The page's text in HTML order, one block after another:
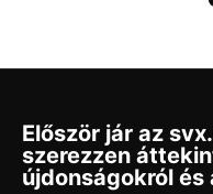
Először jár az
szerezzen
újdonságokról és